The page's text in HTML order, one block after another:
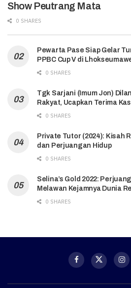
Show Peutrang Mata
0 SHARES
Pewarta Pase Siap Gelar
PPBC Cup V di
0 SHARES
Tgk Sarjani (Imum Jon)
Rakyat, Ucapkan Terima
0 SHARES
Private Tutor (2024): Kisah
dan Perjuangan Hidup
0 SHARES
Selina’s Gold 2022:
Melawan Kejamnya Dunia
0 SHARES